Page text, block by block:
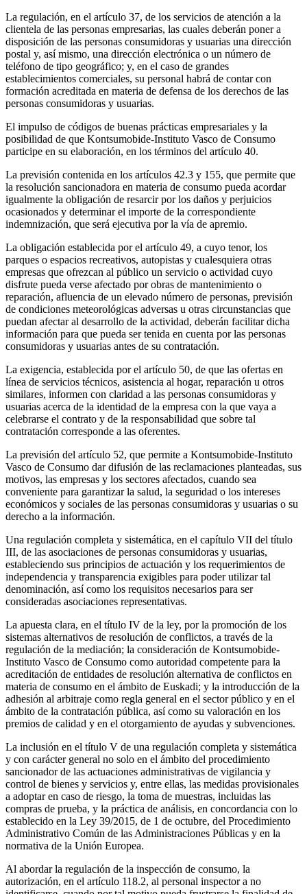
La regulación, en el artículo 37, de los servicios de atención a la
clientela de las personas empresarias, las cuales deberán poner a
disposición de las personas consumidoras y usuarias una dirección
postal y, así mismo, una dirección electrónica o un número de
teléfono de tipo geográfico; y, en el caso de grandes
establecimientos comerciales, su personal habrá de contar con
formación acreditada en materia de defensa de los derechos de las
personas consumidoras y usuarias.
El impulso de códigos de buenas prácticas empresariales y la
posibilidad de que Kontsumobide-Instituto Vasco de Consumo
participe en su elaboración, en los términos del artículo 40.
La previsión contenida en los artículos 42.3 y 155, que permite que
la resolución sancionadora en materia de consumo pueda acordar
igualmente la obligación de resarcir por los daños y perjuicios
ocasionados y determinar el importe de la correspondiente
indemnización, que será ejecutiva por la vía de apremio.
La obligación establecida por el artículo 49, a cuyo tenor, los
parques o espacios recreativos, autopistas y cualesquiera otras
empresas que ofrezcan al público un servicio o actividad cuyo
disfrute pueda verse afectado por obras de mantenimiento o
reparación, afluencia de un elevado número de personas, previsión
de condiciones meteorológicas adversas u otras circunstancias que
puedan afectar al desarrollo de la actividad, deberán facilitar dicha
información para que pueda ser tenida en cuenta por las personas
consumidoras y usuarias antes de su contratación.
La exigencia, establecida por el artículo 50, de que las ofertas en
línea de servicios técnicos, asistencia al hogar, reparación u otros
similares, informen con claridad a las personas consumidoras y
usuarias acerca de la identidad de la empresa con la que vaya a
celebrarse el contrato y de la responsabilidad que sobre tal
contratación corresponde a las oferentes.
La previsión del artículo 52, que permite a Kontsumobide-Instituto
Vasco de Consumo dar difusión de las reclamaciones planteadas, sus
motivos, las empresas y los sectores afectados, cuando sea
conveniente para garantizar la salud, la seguridad o los intereses
económicos y sociales de las personas consumidoras y usuarias o su
derecho a la información.
Una regulación completa y sistemática, en el capítulo VII del título
III, de las asociaciones de personas consumidoras y usuarias,
estableciendo sus principios de actuación y los requerimientos de
independencia y transparencia exigibles para poder utilizar tal
denominación, así como los requisitos necesarios para ser
consideradas asociaciones representativas.
La apuesta clara, en el título IV de la ley, por la promoción de los
sistemas alternativos de resolución de conflictos, a través de la
regulación de la mediación; la consideración de Kontsumobide-
Instituto Vasco de Consumo como autoridad competente para la
acreditación de entidades de resolución alternativa de conflictos en
materia de consumo en el ámbito de Euskadi; y la introducción de la
adhesión al arbitraje como regla general en el sector público y en el
ámbito de la contratación pública, así como su valoración en los
premios de calidad y en el otorgamiento de ayudas y subvenciones.
La inclusión en el título V de una regulación completa y sistemática
y con carácter general no solo en el ámbito del procedimiento
sancionador de las actuaciones administrativas de vigilancia y
control de bienes y servicios y, entre ellas, las medidas provisionales
a adoptar en caso de riesgo, la toma de muestras, incluidas las
compras de prueba, y la práctica de análisis, en concordancia con lo
establecido en la Ley 39/2015, de 1 de octubre, del Procedimiento
Administrativo Común de las Administraciones Públicas y en la
normativa de la Unión Europea.
Al abordar la regulación de la inspección de consumo, la
autorización, en el artículo 118.2, al personal inspector a no